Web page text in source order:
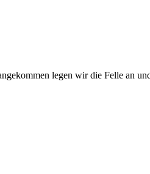
legen wir die Felle an